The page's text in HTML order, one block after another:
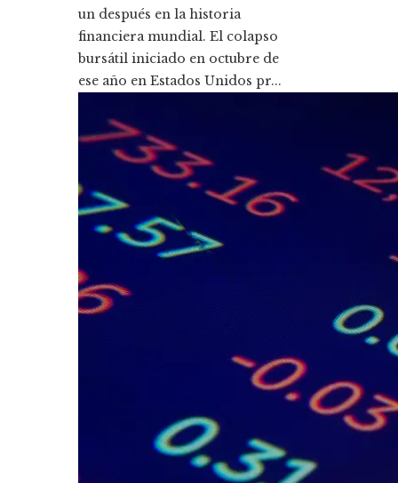
un después en la historia
financiera mundial. El colapso
bursátil iniciado en octubre de
ese año en Estados Unidos pr...